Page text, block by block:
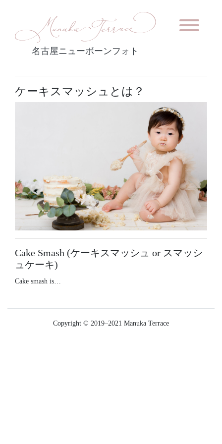
名古屋ニューボーンフォト
ケーキスマッシュとは？
Cake Smash (ケーキスマッシュ or スマッシ
ュケーキ)
Cake smash is…
Copyright © 2019–2021 Manuka Terrace